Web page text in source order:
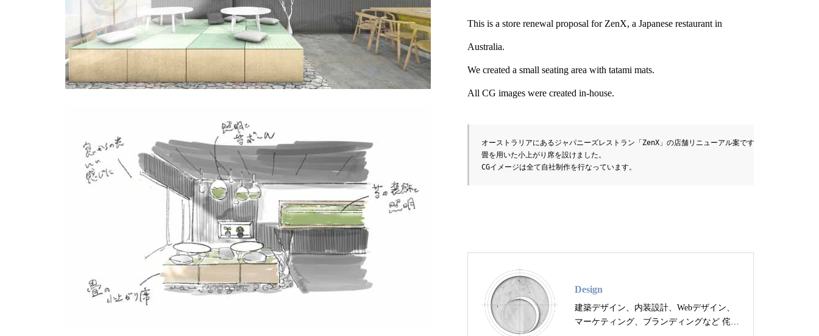
This is a store renewal proposal for ZenX, a Japanese restaurant in
Australia.
We created a small seating area with tatami mats.
All CG images were created in-house.
オーストラリアにあるジャパニーズレストラン「ZenX」の店舗リニューアル案です。
畳を用いた小上がり席を設けました。
CGイメージは全て自社制作を行なっています。
Design
建築デザイン、内装設計、Webデザイン、
マーケティング、ブランディングなど 侘び